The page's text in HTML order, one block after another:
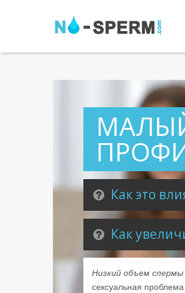
Как это
Как
Низкий объем спермы
сексуальная